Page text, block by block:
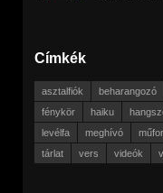
Címkék
asztalfiók beharangozó
fénykör
haiku
levélfa
meghívó
tárlat
vers videók